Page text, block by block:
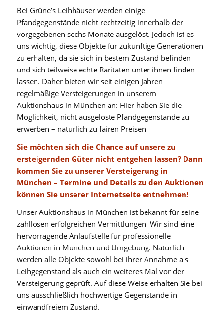
Bei Grüne’s Leihhäuser werden einige
Pfandgegenstände nicht rechtzeitig innerhalb der
vorgegebenen sechs Monate ausgelöst. Jedoch ist es
uns wichtig, diese Objekte für zukünftige Generationen
zu erhalten, da sie sich in bestem Zustand befinden
und sich teilweise echte Raritäten unter ihnen finden
lassen. Daher bieten wir seit einigen Jahren
regelmäßige Versteigerungen in unserem
Auktionshaus in München an: Hier haben Sie die
Möglichkeit, nicht ausgelöste Pfandgegenstände zu
erwerben – natürlich zu fairen Preisen!
Sie möchten sich die Chance auf unsere zu
ersteigernden Güter nicht entgehen lassen? Dann
kommen Sie zu unserer Versteigerung in
München – Termine und Details zu den Auktionen
können Sie unserer Internetseite entnehmen!
Unser Auktionshaus in München ist bekannt für seine
zahllosen erfolgreichen Vermittlungen. Wir sind eine
hervorragende Anlaufstelle für professionelle
Auktionen in München und Umgebung. Natürlich
werden alle Objekte sowohl bei ihrer Annahme als
Leihgegenstand als auch ein weiteres Mal vor der
Versteigerung geprüft. Auf diese Weise erhalten Sie bei
uns ausschließlich hochwertige Gegenstände in
einwandfreiem Zustand.